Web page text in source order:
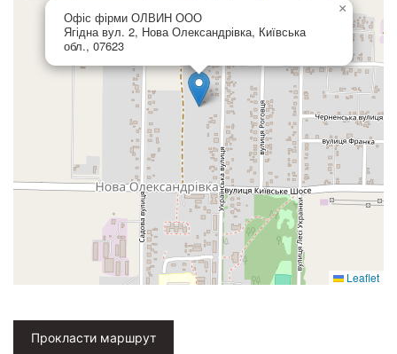
Офіс фірми ОЛВИН ООО
Ягідна вул. 2, Нова Олександрівка, Київська
обл., 07623
×
Leaflet
Прокласти маршрут